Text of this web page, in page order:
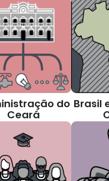
do
Ceará
Brasil